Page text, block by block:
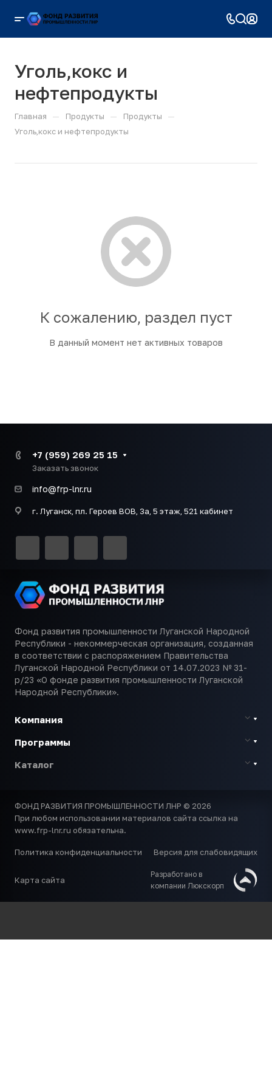
Уголь,кокс и
нефтепродукты
Главная — Продукты — Продукты —
Уголь,кокс и нефтепродукты
К сожалению, раздел пуст
В данный момент нет активных товаров
+7 (959) 269 25 15
Заказать звонок
info@frp-lnr.ru
г. Луганск, пл. Героев ВОВ, 3а, 5 этаж, 521 кабинет
Фонд развития промышленности Луганской Народной
Республики - некоммерческая организация, созданная
в соответствии с распоряжением Правительства
Луганской Народной Республики от 14.07.2023 № 31-
р/23 «О фонде развития промышленности Луганской
Народной Республики».
Компания
Программы
Каталог
ФОНД РАЗВИТИЯ ПРОМЫШЛЕННОСТИ ЛНР © 2026
При любом использовании материалов сайта ссылка на
www.frp-lnr.ru обязательна.
Политика конфиденциальности Версия для слабовидящих
Карта сайта
Разработано в
компании Люкскорп